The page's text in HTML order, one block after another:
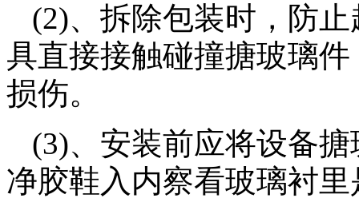
(2)、拆除包装时，防
具直接接触碰撞搪玻璃
损伤。
(3)、安装前应将设备
净胶鞋入内察看玻璃衬